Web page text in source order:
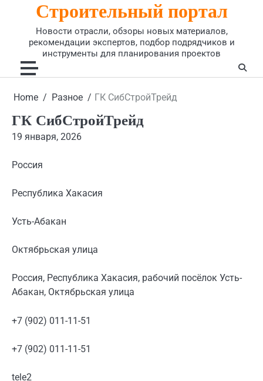
Строительный портал
Новости отрасли, обзоры новых материалов,
рекомендации экспертов, подбор подрядчиков и
инструменты для планирования проектов
Home Разное ГК СибСтройТрейд
ГК СибСтройТрейд
19 января, 2026
Россия
Республика Хакасия
Усть-Абакан
Октябрьская улица
Россия, Республика Хакасия, рабочий посёлок Усть-
Абакан, Октябрьская улица
+7 (902) 011-11-51
+7 (902) 011-11-51
tele2